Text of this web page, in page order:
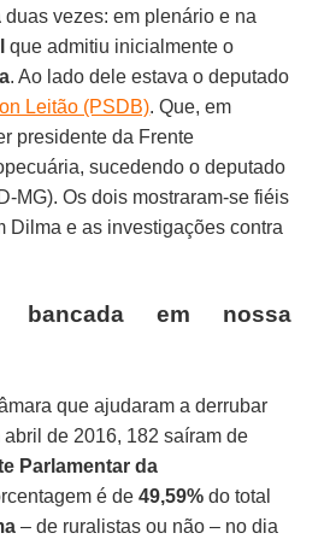
duas vezes: em plenário e na
que admitiu inicialmente o
. Ao lado dele estava o deputado
Leitão (PSDB). Que, em
presidente da Frente
sucedendo o deputado
MG). Os dois mostraram-se fiéis
Dilma e as investigações contra
em nossa
que ajudaram a derrubar
de 2016, 182 saíram de
Parlamentar da
é de49,59% do total
– de ruralistas ou não – no dia